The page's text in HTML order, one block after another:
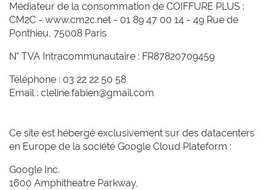
Médiateur de la consommation de COIFFURE PLUS :
CM2C - www.cm2c.net - 01 89 47 00 14 - 49 Rue de
Ponthieu, 75008 Paris
N° TVA Intracommunautaire : FR87820709459
Téléphone : 03 22 22 50 58
Email : cleline.fabien@gmail.com
Ce site est hébergé exclusivement sur des datacenters
en Europe de la société Google Cloud Plateform :
Google Inc.
1600 Amphitheatre Parkway,